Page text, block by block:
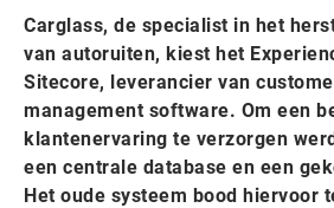
Carglass, de specialist in het
van autoruiten, kiest het
Sitecore, leverancier van
management software. Om een
klantenervaring te verzorgen
een centrale database en een
Het oude systeem bood hiervoor